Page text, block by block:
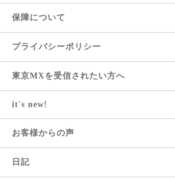
保障について
プライバシーポリシー
東京MXを受信されたい方へ
it's new!
お客様からの声
日記